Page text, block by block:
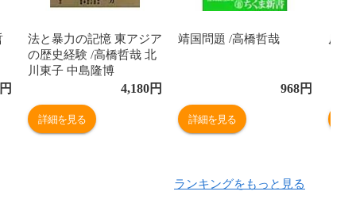
円
法と暴力の記憶 東アジア
の歴史経験 /高橋哲哉 北
川東子 中島隆博
4,180円
詳細を見る
靖国問題 /高橋哲哉
968円
詳細を見る
反・
ランキングをもっと見る